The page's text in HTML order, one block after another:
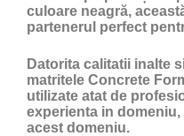
culoare neagră,
partenerul perfect
Datorita calitatii inalte
matritele Concrete
utilizate atat de
experienta in
acest domeniu.